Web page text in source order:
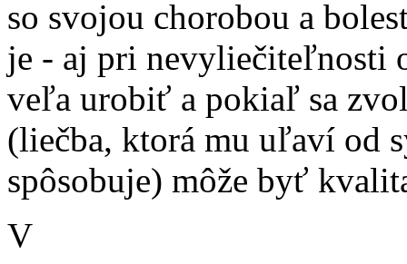
so svojou chorobou a
je - aj pri nevyliečiteľnosti
veľa urobiť a pokiaľ sa
(liečba, ktorá mu uľaví od
spôsobuje) môže byť
V